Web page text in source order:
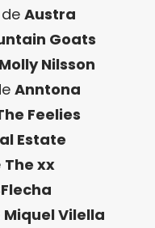
de Austra
Goats
Molly Nilsson
Anntona
Feelies
Estate
The xx
Miquel Vilella